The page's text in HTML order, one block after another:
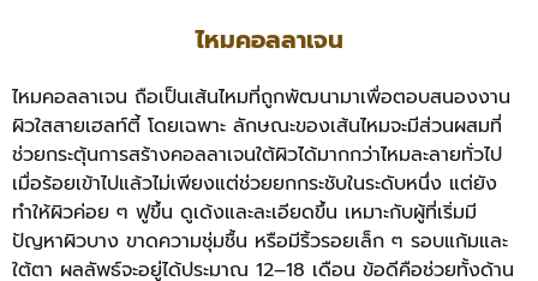
ไหมคอลลาเจน
ไหมคอลลาเจน ถือเป็นเส้นไหมที่ถูกพัฒนามาเพื่อตอบสนองงาน
ผิวใสสายเฮลท์ตี้ โดยเฉพาะ ลักษณะของเส้นไหมจะมีส่วนผสมที่
ช่วยกระตุ้นการสร้างคอลลาเจนใต้ผิวได้มากกว่าไหมละลายทั่วไป
เมื่อร้อยเข้าไปแล้วไม่เพียงแต่ช่วยยกกระชับในระดับหนึ่ง แต่ยัง
ทำให้ผิวค่อย ๆ ฟูขึ้น ดูเด้งและละเอียดขึ้น เหมาะกับผู้ที่เริ่มมี
ปัญหาผิวบาง ขาดความชุ่มชื้น หรือมีริ้วรอยเล็ก ๆ รอบแก้มและ
ใต้ตา ผลลัพธ์จะอยู่ได้ประมาณ 12–18 เดือน ข้อดีคือช่วยทั้งด้าน